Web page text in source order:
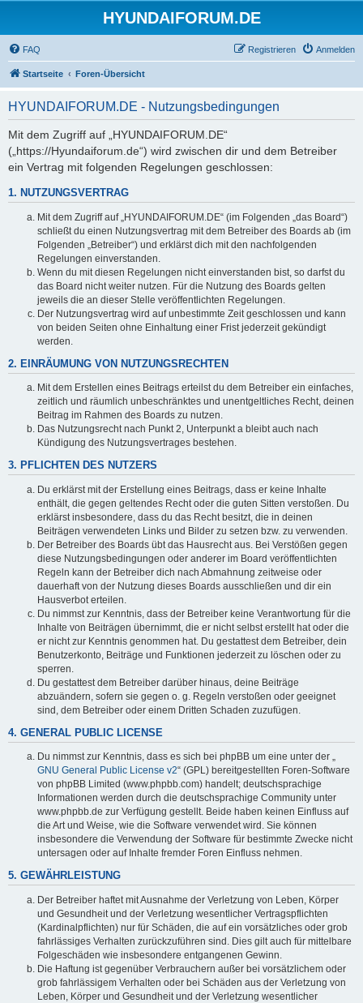
HYUNDAIFORUM.DE
FAQ Anmelden
Registrieren
Startseite Foren-Übersicht
HYUNDAIFORUM.DE - Nutzungsbedingungen
Mit dem Zugriff auf „HYUNDAIFORUM.DE“
(„https://Hyundaiforum.de“) wird zwischen dir und dem Betreiber
ein Vertrag mit folgenden Regelungen geschlossen:
1. NUTZUNGSVERTRAG
Mit dem Zugriff auf „HYUNDAIFORUM.DE“ (im Folgenden „das Board“)
schließt du einen Nutzungsvertrag mit dem Betreiber des Boards ab (im
Folgenden „Betreiber“) und erklärst dich mit den nachfolgenden
Regelungen einverstanden.
Wenn du mit diesen Regelungen nicht einverstanden bist, so darfst du
das Board nicht weiter nutzen. Für die Nutzung des Boards gelten
jeweils die an dieser Stelle veröffentlichten Regelungen.
Der Nutzungsvertrag wird auf unbestimmte Zeit geschlossen und kann
von beiden Seiten ohne Einhaltung einer Frist jederzeit gekündigt
werden.
2. EINRÄUMUNG VON NUTZUNGSRECHTEN
Mit dem Erstellen eines Beitrags erteilst du dem Betreiber ein einfaches,
zeitlich und räumlich unbeschränktes und unentgeltliches Recht, deinen
Beitrag im Rahmen des Boards zu nutzen.
Das Nutzungsrecht nach Punkt 2, Unterpunkt a bleibt auch nach
Kündigung des Nutzungsvertrages bestehen.
3. PFLICHTEN DES NUTZERS
Du erklärst mit der Erstellung eines Beitrags, dass er keine Inhalte
enthält, die gegen geltendes Recht oder die guten Sitten verstoßen. Du
erklärst insbesondere, dass du das Recht besitzt, die in deinen
Beiträgen verwendeten Links und Bilder zu setzen bzw. zu verwenden.
Der Betreiber des Boards übt das Hausrecht aus. Bei Verstößen gegen
diese Nutzungsbedingungen oder anderer im Board veröffentlichten
Regeln kann der Betreiber dich nach Abmahnung zeitweise oder
dauerhaft von der Nutzung dieses Boards ausschließen und dir ein
Hausverbot erteilen.
Du nimmst zur Kenntnis, dass der Betreiber keine Verantwortung für die
Inhalte von Beiträgen übernimmt, die er nicht selbst erstellt hat oder die
er nicht zur Kenntnis genommen hat. Du gestattest dem Betreiber, dein
Benutzerkonto, Beiträge und Funktionen jederzeit zu löschen oder zu
sperren.
Du gestattest dem Betreiber darüber hinaus, deine Beiträge
abzuändern, sofern sie gegen o. g. Regeln verstoßen oder geeignet
sind, dem Betreiber oder einem Dritten Schaden zuzufügen.
4. GENERAL PUBLIC LICENSE
Du nimmst zur Kenntnis, dass es sich bei phpBB um eine unter der „
GNU General Public License v2“ (GPL) bereitgestellten Foren-Software
von phpBB Limited (www.phpbb.com) handelt; deutschsprachige
Informationen werden durch die deutschsprachige Community unter
www.phpbb.de zur Verfügung gestellt. Beide haben keinen Einfluss auf
die Art und Weise, wie die Software verwendet wird. Sie können
insbesondere die Verwendung der Software für bestimmte Zwecke nicht
untersagen oder auf Inhalte fremder Foren Einfluss nehmen.
5. GEWÄHRLEISTUNG
Der Betreiber haftet mit Ausnahme der Verletzung von Leben, Körper
und Gesundheit und der Verletzung wesentlicher Vertragspflichten
(Kardinalpflichten) nur für Schäden, die auf ein vorsätzliches oder grob
fahrlässiges Verhalten zurückzuführen sind. Dies gilt auch für mittelbare
Folgeschäden wie insbesondere entgangenen Gewinn.
Die Haftung ist gegenüber Verbrauchern außer bei vorsätzlichem oder
grob fahrlässigem Verhalten oder bei Schäden aus der Verletzung von
Leben, Körper und Gesundheit und der Verletzung wesentlicher